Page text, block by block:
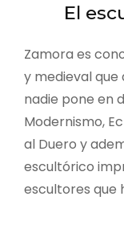
El
Zamora es
y medieval que
nadie pone en
Modernismo,
al Duero y
escultórico
escultores que